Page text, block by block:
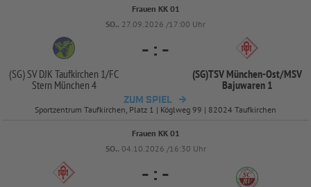
Frauen KK 01
SO.. 27.09.2026 /17:00 Uhr
(SG) SV DJK Taufkirchen 1/FC
Stern München 4
- : -
(SG)TSV München-Ost/MSV
Bajuwaren 1
ZUM SPIEL
Sportzentrum Taufkirchen, Platz 1 | Köglweg 99 | 82024 Taufkirchen
Frauen KK 01
SO.. 04.10.2026 /16:30 Uhr
- : -